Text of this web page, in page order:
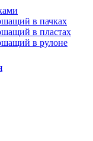
в пачках
в пластах
в рулоне